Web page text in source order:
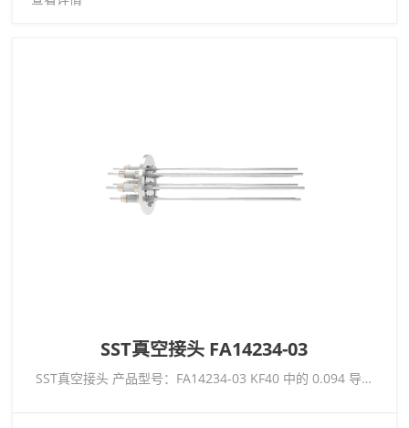
SST真空接头 FA14234-03
SST真空接头 产品型号：FA14234-03 KF40 中的 0.094 导体直径 8 针 10kV 16.5 安培镍导体